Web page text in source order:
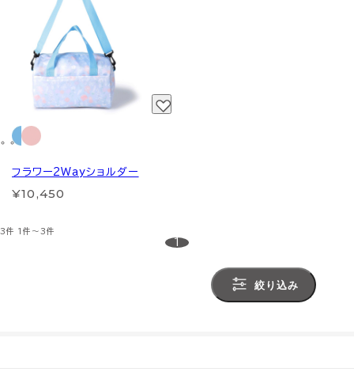
フラワー2Wayショルダー
¥10,450
3件 1件～3件
1
絞り込み